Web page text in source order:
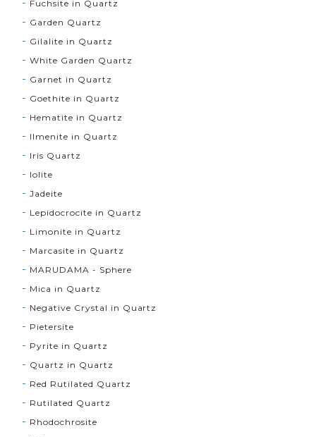
Fuchsite in Quartz
Garden Quartz
Gilalite in Quartz
White Garden Quartz
Garnet in Quartz
Goethite in Quartz
Hematite in Quartz
Ilmenite in Quartz
Iris Quartz
Iolite
Jadeite
Lepidocrocite in Quartz
Limonite in Quartz
Marcasite in Quartz
MARUDAMA - Sphere
Mica in Quartz
Negative Crystal in Quartz
Pietersite
Pyrite in Quartz
Quartz in Quartz
Red Rutilated Quartz
Rutilated Quartz
Rhodochrosite